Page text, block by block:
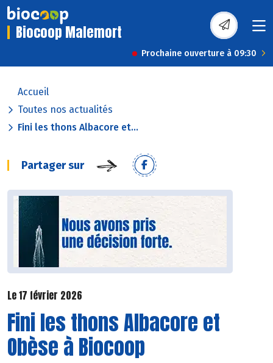
Biocoop Malemort
Prochaine ouverture à 09:30
Accueil
Toutes nos actualités
Fini les thons Albacore et...
Partager sur
Le 17 février 2026
Fini les thons Albacore et
Obèse à Biocoop